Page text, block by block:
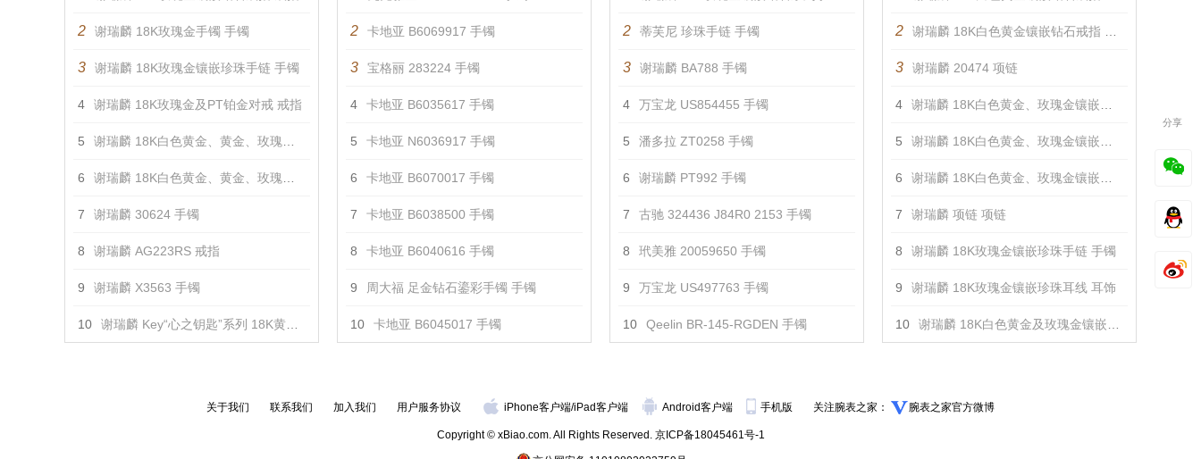
2 谢瑞麟 18K玫瑰金手镯 手镯
3 谢瑞麟 18K玫瑰金镶嵌珍珠手链 手镯
4 谢瑞麟 18K玫瑰金及PT铂金对戒 戒指
5 谢瑞麟 18K白色黄金、黄金、玫瑰金镶钻对戒 戒指
6 谢瑞麟 18K白色黄金、黄金、玫瑰金镶钻对戒 戒指
7 谢瑞麟 30624 手镯
8 谢瑞麟 AG223RS 戒指
9 谢瑞麟 X3563 手镯
10 谢瑞麟 Key“心之钥匙”系列 18K黄金及白色黄金配镶黄色及白色钻石吊坠（小） 吊坠
2 卡地亚 B6069917 手镯
3 宝格丽 283224 手镯
4 卡地亚 B6035617 手镯
5 卡地亚 N6036917 手镯
6 卡地亚 B6070017 手镯
7 卡地亚 B6038500 手镯
8 卡地亚 B6040616 手镯
9 周大福 足金钻石鎏彩手镯 手镯
10 卡地亚 B6045017 手镯
2 蒂芙尼 珍珠手链 手镯
3 谢瑞麟 BA788 手镯
4 万宝龙 US854455 手镯
5 潘多拉 ZT0258 手镯
6 谢瑞麟 PT992 手镯
7 古驰 324436 J84R0 2153 手镯
8 玳美雅 20059650 手镯
9 万宝龙 US497763 手镯
10 Qeelin BR-145-RGDEN 手镯
2 谢瑞麟 18K白色黄金镶嵌钻石戒指 戒指
3 谢瑞麟 20474 项链
4 谢瑞麟 18K白色黄金、玫瑰金镶嵌钻石戒指 戒指
5 谢瑞麟 18K白色黄金、玫瑰金镶嵌钻石手链 手镯
6 谢瑞麟 18K白色黄金、玫瑰金镶嵌钻石项链 项链
7 谢瑞麟 项链 项链
8 谢瑞麟 18K玫瑰金镶嵌珍珠手链 手镯
9 谢瑞麟 18K玫瑰金镶嵌珍珠耳线 耳饰
10 谢瑞麟 18K白色黄金及玫瑰金镶嵌钻石耳钉 耳饰
关于我们 联系我们 加入我们 用户服务协议 iPhone客户端/iPad客户端 Android客户端 手机版 关注腕表之家： 腕表之家官方微博
Copyright © xBiao.com. All Rights Reserved. 京ICP备18045461号-1
分享